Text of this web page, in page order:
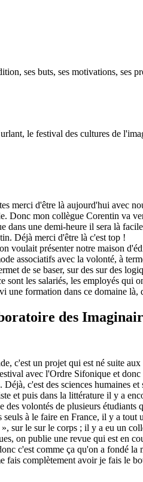
ses buts, ses motivations, ses
le festival des cultures de
merci d'être là aujourd'hui avec
Donc mon collègue Corentin va
dans une demi-heure il sera là
Déjà merci d'être là c'est top !
voulait présenter notre maison
associatifs avec la volonté, à
de se baser, sur des sur des
sont les salariés, les employés
une formation dans ce domaine
des
c'est un projet qui est né suite
avec l'Ordre Sifonique et donc
Déjà, c'est des sciences humaines
et puis dans la littérature il y a
des volontés de plusieurs
seuls à le faire en France, il y a
», sur le sur le corps ; il y a eu un
on publie une revue qui est en
c'est comme ça qu'on a fondé
fais complètement avoir je fais le